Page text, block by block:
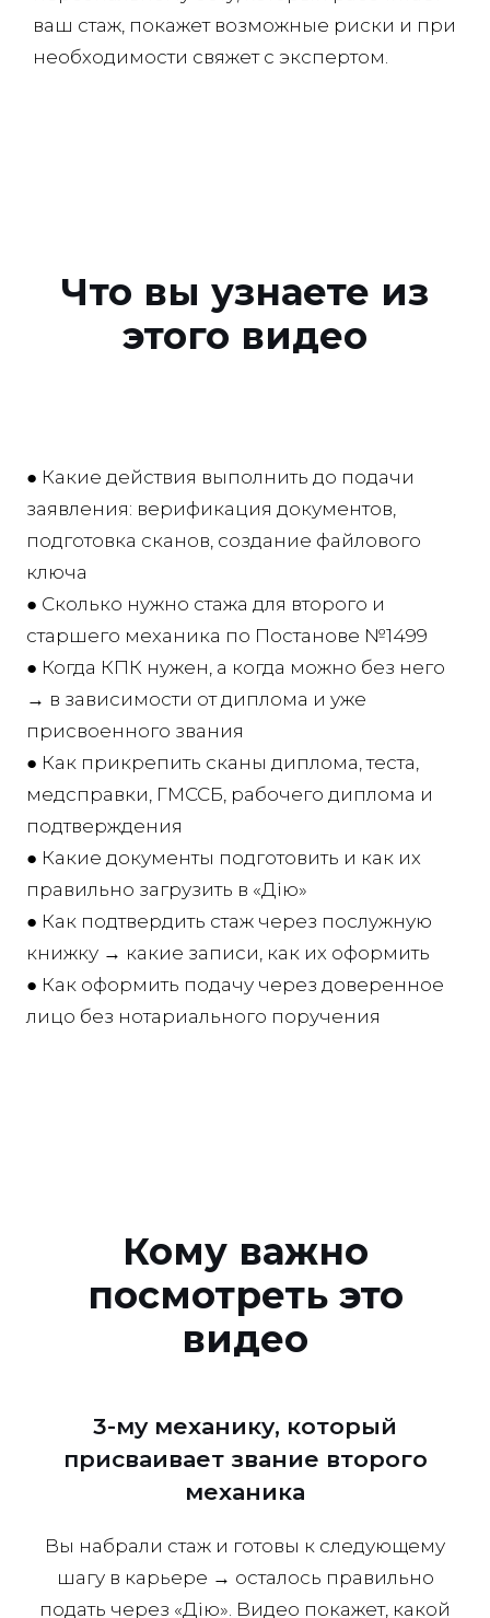
ваш стаж, покажет возможные риски и при
необходимости свяжет с экспертом.
Что вы узнаете из
этого видео
● Какие действия выполнить до подачи
заявления: верификация документов,
подготовка сканов, создание файлового
ключа
● Сколько нужно стажа для второго и
старшего механика по Постанове №1499
● Когда КПК нужен, а когда можно без него
→ в зависимости от диплома и уже
присвоенного звания
● Как прикрепить сканы диплома, теста,
медсправки, ГМССБ, рабочего диплома и
подтверждения
● Какие документы подготовить и как их
правильно загрузить в «Дію»
● Как подтвердить стаж через послужную
книжку → какие записи, как их оформить
● Как оформить подачу через доверенное
лицо без нотариального поручения
Кому важно
посмотреть это
видео
3-му механику, который
присваивает звание второго
механика
Вы набрали стаж и готовы к следующему
шагу в карьере → осталось правильно
подать через «Дію». Видео покажет, какой